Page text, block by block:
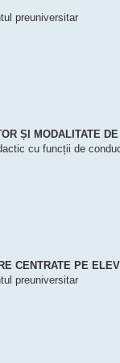
preuniversitar
ȘI MODALITATE
cu funcții de
CENTRATE PE ELEV
preuniversitar